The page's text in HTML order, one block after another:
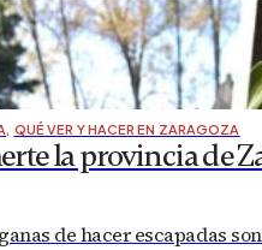
, QUÉ VER Y HACER EN ZARAGOZA
la provincia de
de hacer escapadas